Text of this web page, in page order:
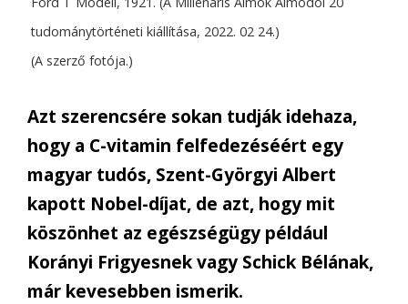
tudománytörténeti kiállítása, 2022. 02 24.)
(A szerző fotója.)
Azt szerencsére sokan tudják idehaza,
hogy a C-vitamin felfedezéséért egy
magyar tudós, Szent-Györgyi Albert
kapott Nobel-díjat, de azt, hogy mit
köszönhet az egészségügy például
Korányi Frigyesnek vagy Schick Bélának,
már kevesebben ismerik.